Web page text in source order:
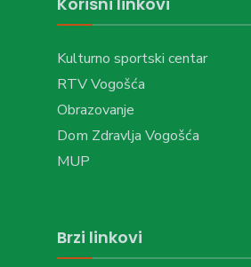
Kulturno sportski centar
RTV Vogošća
Obrazovanje
Dom Zdravlja Vogošća
MUP
Brzi linkovi